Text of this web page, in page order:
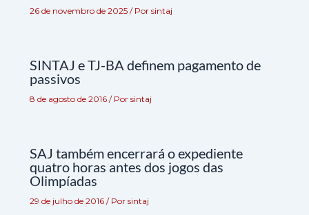
26 de novembro de 2025 / Por sintaj
SINTAJ e TJ-BA definem pagamento de
passivos
8 de agosto de 2016 / Por sintaj
SAJ também encerrará o expediente
quatro horas antes dos jogos das
Olimpíadas
29 de julho de 2016 / Por sintaj